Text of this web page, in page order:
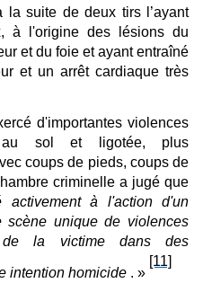
suite de deux tirs l’ayant
à l'origine des lésions du
et du foie et ayant entraîné
et un arrêt cardiaque très
d'importantes violences
sol et ligotée, plus
coups de pieds, coups de
criminelle a jugé que
activement à l'action d'un
unique de violences
la victime dans des
intention homicide . »
[11]